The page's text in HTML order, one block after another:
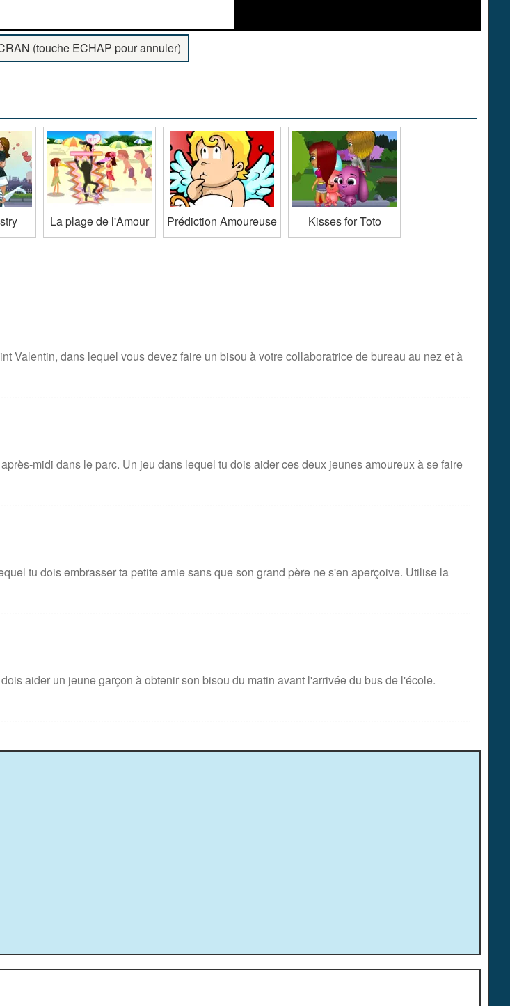
(touche ECHAP pour annuler)
La plage de l'Amour Prédiction Amoureuse Kisses for Toto
Valentin, dans lequel vous devez faire un bisou à votre collaboratrice de bureau au nez et à
midi dans le parc. Un jeu dans lequel tu dois aider ces deux jeunes amoureux à se faire
tu dois embrasser ta petite amie sans que son grand père ne s'en aperçoive. Utilise la
aider un jeune garçon à obtenir son bisou du matin avant l'arrivée du bus de l'école.